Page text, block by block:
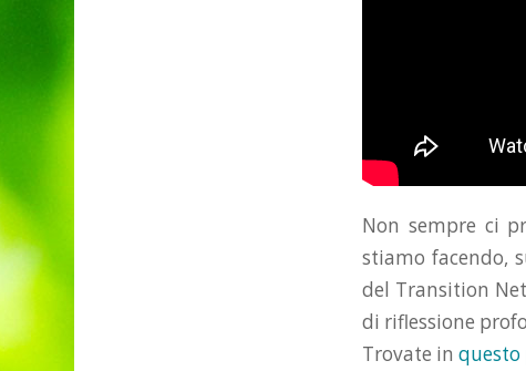
Non sempre ci
stiamo facendo,
del Transition
di riflessione
Trovate inquesto